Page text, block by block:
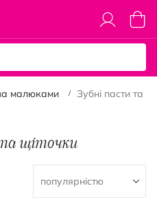
Кошик
малюками Зубні пасти та
щіточки